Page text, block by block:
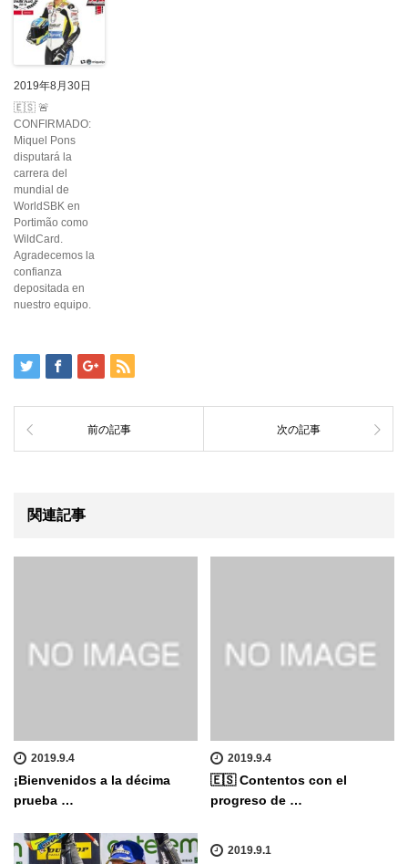
2019年8月30日
🇪🇸 🚨
CONFIRMADO:
Miquel Pons
disputará la
carrera del
mundial de
WorldSBK en
Portimão como
WildCard.
Agradecemos la
confianza
depositada en
nuestro equipo.
前の記事 次の記事
関連記事
2019.9.4
¡Bienvenidos a la décima
prueba …
2019.9.4
🇪🇸 Contentos con el
progreso de …
2019.9.1